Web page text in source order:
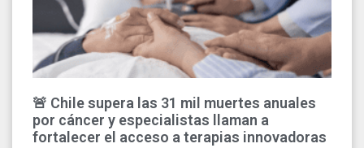
🚨 Chile supera las 31 mil muertes anuales
por cáncer y especialistas llaman a
fortalecer el acceso a terapias innovadoras